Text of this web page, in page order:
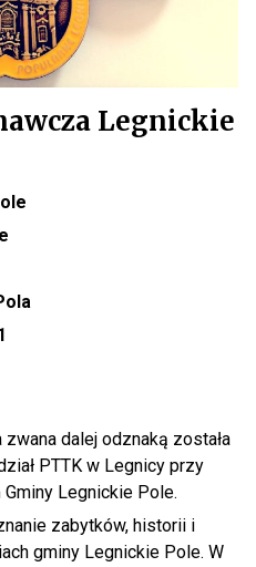
Legnickie
dalej odznaką została
PTTK w Legnicy przy
Legnickie Pole.
zabytków, historii i
gminy Legnickie Pole. W